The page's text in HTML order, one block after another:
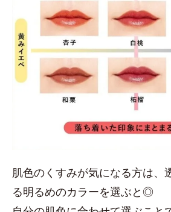
肌色のくすみが気になる方は、
る明るめのカラーを選ぶと◎